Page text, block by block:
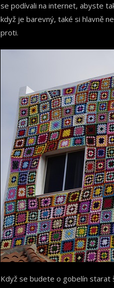
se podívali na internet, abyste
když je barevný, také si hlavně
proti.
Když se budete o gobelín starat